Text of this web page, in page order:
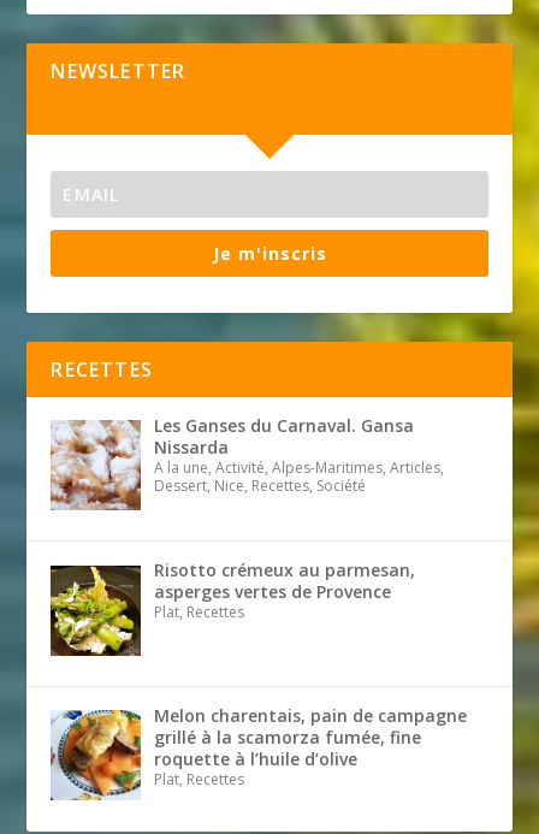
NEWSLETTER
Je m'inscris
RECETTES
Les Ganses du Carnaval. Gansa
Nissarda
A la une, Activité, Alpes-Maritimes, Articles,
Dessert, Nice, Recettes, Société
Risotto crémeux au parmesan,
asperges vertes de Provence
Plat, Recettes
Melon charentais, pain de campagne
grillé à la scamorza fumée, fine
roquette à l’huile d’olive
Plat, Recettes